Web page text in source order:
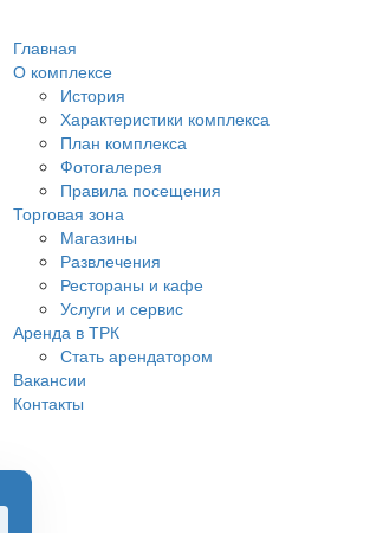
Главная
О комплексе
История
Характеристики комплекса
План комплекса
Фотогалерея
Правила посещения
Торговая зона
Магазины
Развлечения
Рестораны и кафе
Услуги и сервис
Аренда в ТРК
Стать арендатором
Вакансии
Контакты